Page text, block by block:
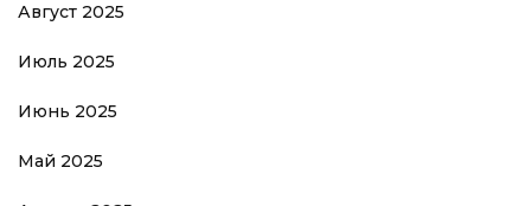
Август 2025
Июль 2025
Июнь 2025
Май 2025